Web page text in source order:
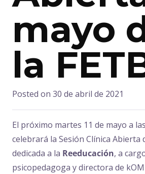
mayo
la
Posted on 30 de abril de 2021
El próximo martes 11 de mayo a
celebrará la Sesión Clínica Abierta
dedicada a la Reeducación, a
psicopedagoga y directora de